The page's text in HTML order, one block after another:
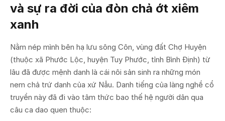
và sự ra đời của đòn chả ớt xiêm
xanh
Nằm nép mình bên hạ lưu sông Côn, vùng đất Chợ Huyện
(thuộc xã Phước Lộc, huyện Tuy Phước, tỉnh Bình Định) từ
lâu đã được mệnh danh là cái nôi sản sinh ra những món
nem chả trứ danh của xứ Nẫu. Danh tiếng của làng nghề cổ
truyền này đã đi vào tâm thức bao thế hệ người dân qua
câu ca dao quen thuộc: